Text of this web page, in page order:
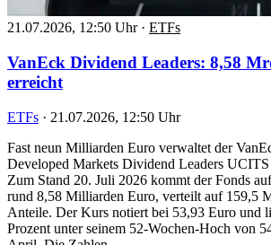
21.07.2026, 12:50 Uhr · ETFs
VanEck Dividend Leaders: 8,58
erreicht
ETFs · 21.07.2026, 12:50 Uhr
Fast neun Milliarden Euro verwaltet der
Developed Markets Dividend Leaders
Zum Stand 20. Juli 2026 kommt der Fonds
rund 8,58 Milliarden Euro, verteilt auf 159,5
Anteile. Der Kurs notiert bei 53,93 Euro und
Prozent unter seinem 52-Wochen-Hoch von